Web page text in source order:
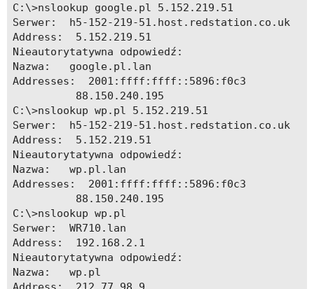
C:\>nslookup google.pl 5.152.219.51
Serwer:  h5-152-219-51.host.redstation.co.uk
Address:  5.152.219.51
Nieautorytatywna odpowiedź:
Nazwa:   google.pl.lan
Addresses:  2001:ffff:ffff::5896:f0c3
          88.150.240.195
C:\>nslookup wp.pl 5.152.219.51
Serwer:  h5-152-219-51.host.redstation.co.uk
Address:  5.152.219.51
Nieautorytatywna odpowiedź:
Nazwa:   wp.pl.lan
Addresses:  2001:ffff:ffff::5896:f0c3
          88.150.240.195
C:\>nslookup wp.pl
Serwer:  WR710.lan
Address:  192.168.2.1
Nieautorytatywna odpowiedź:
Nazwa:   wp.pl